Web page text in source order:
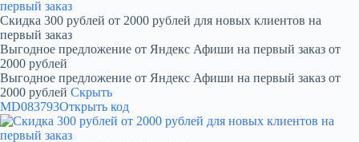
Скидка 300 рублей от 2000 рублей для новых клиентов на
первый заказ
Выгодное предложение от Яндекс Афиши на первый заказ от
2000 рублей
Выгодное предложение от Яндекс Афиши на первый заказ от
2000 рублей Скрыть
MD083793Открыть код